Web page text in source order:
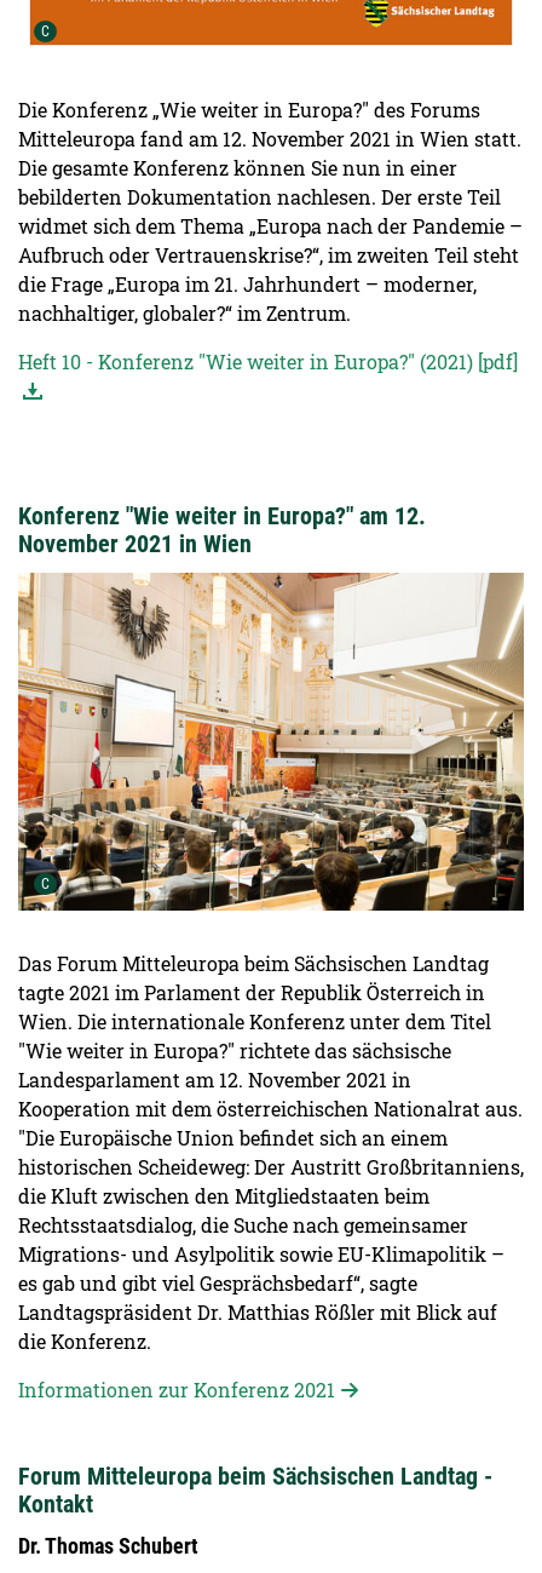
C
Die Konferenz „Wie weiter in Europa?" des Forums
Mitteleuropa fand am 12. November 2021 in Wien statt.
Die gesamte Konferenz können Sie nun in einer
bebilderten Dokumentation nachlesen. Der erste Teil
widmet sich dem Thema „Europa nach der Pandemie –
Aufbruch oder Vertrauenskrise?“, im zweiten Teil steht
die Frage „Europa im 21. Jahrhundert – moderner,
nachhaltiger, globaler?“ im Zentrum.
Heft 10 - Konferenz "Wie weiter in Europa?" (2021) [pdf]
Konferenz "Wie weiter in Europa?" am 12.
November 2021 in Wien
C Urheber der Grafik:
Das Forum Mitteleuropa beim Sächsischen Landtag
tagte 2021 im Parlament der Republik Österreich in
Wien. Die internationale Konferenz unter dem Titel
"Wie weiter in Europa?" richtete das sächsische
Landesparlament am 12. November 2021 in
Kooperation mit dem österreichischen Nationalrat aus.
"Die Europäische Union befindet sich an einem
historischen Scheideweg: Der Austritt Großbritanniens,
die Kluft zwischen den Mitgliedstaaten beim
Rechtsstaatsdialog, die Suche nach gemeinsamer
Migrations- und Asylpolitik sowie EU-Klimapolitik –
es gab und gibt viel Gesprächsbedarf“, sagte
Landtagspräsident Dr. Matthias Rößler mit Blick auf
die Konferenz.
Informationen zur Konferenz 2021
Forum Mitteleuropa beim Sächsischen Landtag -
Kontakt
Dr. Thomas Schubert